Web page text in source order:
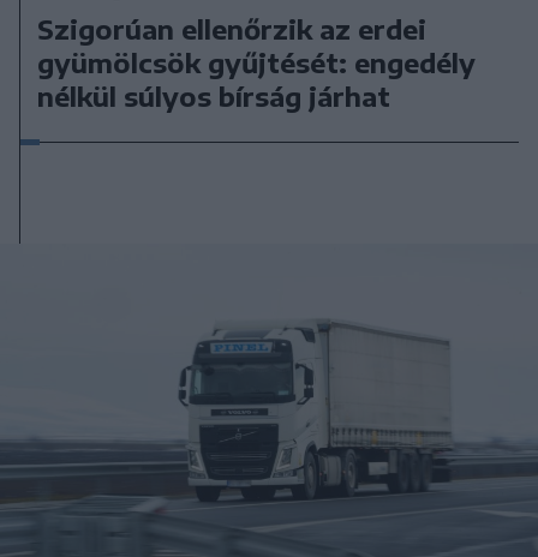
Szigorúan ellenőrzik az erdei
gyümölcsök gyűjtését: engedély
nélkül súlyos bírság járhat